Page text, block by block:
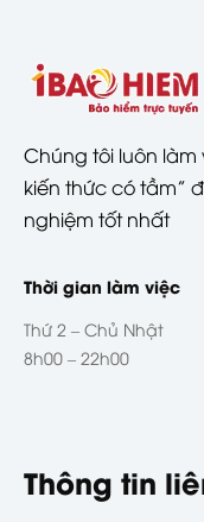
Chúng tôi luôn làm
kiến thức có tầm”
nghiệm tốt nhất
Thời gian làm việc
Thứ 2 – Chủ Nhật
8h00 – 22h00
Thông tin